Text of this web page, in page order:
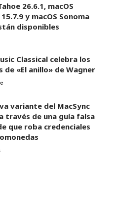
26.6.1, macOS
y macOS Sonoma
disponibles
Classical celebra los
de «El anillo» de Wagner
variante del MacSync
través de una guía falsa
que roba credenciales